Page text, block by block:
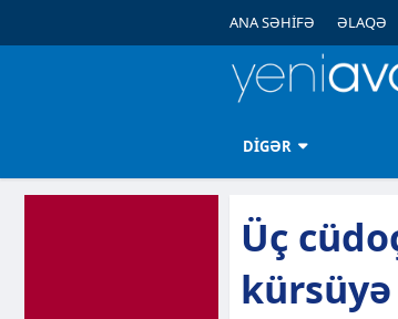
ANA SƏHİFƏ ƏLAQƏ
DİGƏR
Üç
kürsüyə